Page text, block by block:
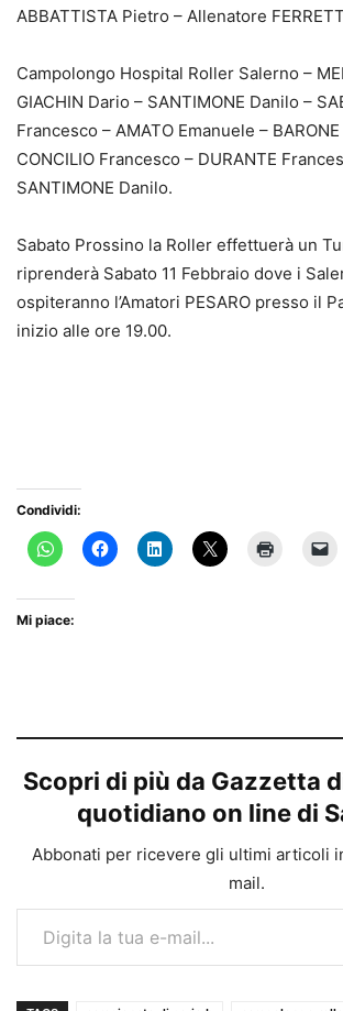
ABBATTISTA Pietro – Allenatore
Campolongo Hospital Roller Salerno –
GIACHIN Dario – SANTIMONE Danilo –
Francesco – AMATO Emanuele –
CONCILIO Francesco – DURANTE
SANTIMONE Danilo.
Sabato Prossino la Roller effettuerà un
riprenderà Sabato 11 Febbraio dove i
ospiteranno l’Amatori PESARO presso il
inizio alle ore 19.00.
Condividi:
Mi piace:
Scopri di più da Gazzetta
quotidiano on line di
Abbonati per ricevere gli ultimi articoli
mail.
Digita la tua e-mail...